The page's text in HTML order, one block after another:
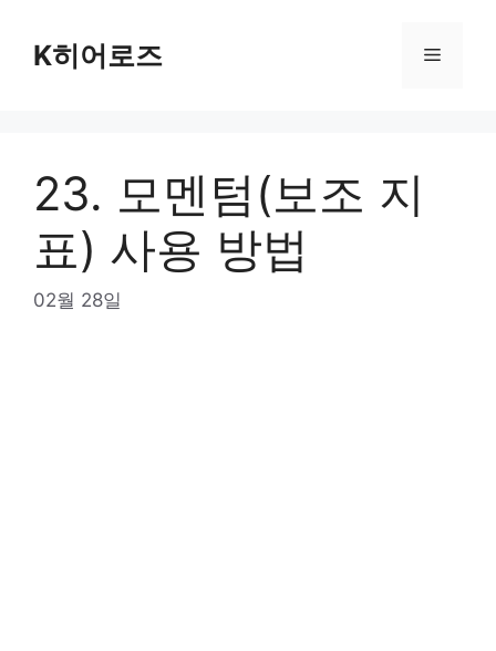
contentK히어로즈 Menu
23. 모멘텀(보조 지
표) 사용 방법
02월 28일